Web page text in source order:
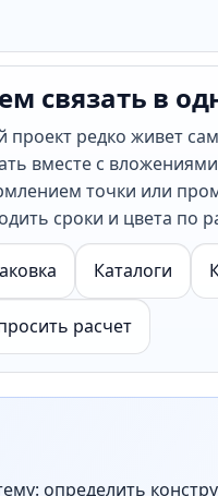
связать в
проект редко живет
вместе с
точки или
сроки и цвета по
Каталоги
расчет
определить